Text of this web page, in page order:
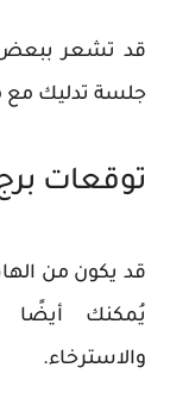
قد تشعر ببعض
جلسة تدليك
توقعات
قد يكون من
يُمكنك
والاسترخاء.